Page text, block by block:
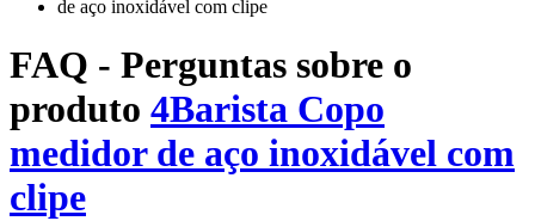
FAQ - Perguntas sobre o
produto 4Barista Copo
medidor de aço inoxidável com
clipe